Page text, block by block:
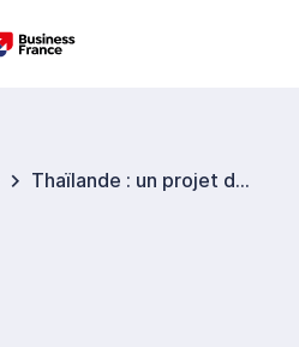
Thaïlande : un projet de taxe sur le sodium pour lutter contre une consommation excessive